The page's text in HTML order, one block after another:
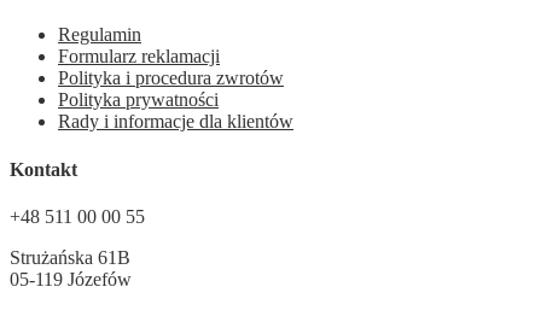
Regulamin
Formularz reklamacji
Polityka i procedura zwrotów
Polityka prywatności
Rady i informacje dla klientów
Kontakt
+48 511 00 00 55
Strużańska 61B
05-119 Józefów